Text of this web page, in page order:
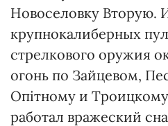
Новоселовку Вторую.
крупнокалиберных
стрелкового оружия
огонь по Зайцевом,
Опітному и
работал вражеский